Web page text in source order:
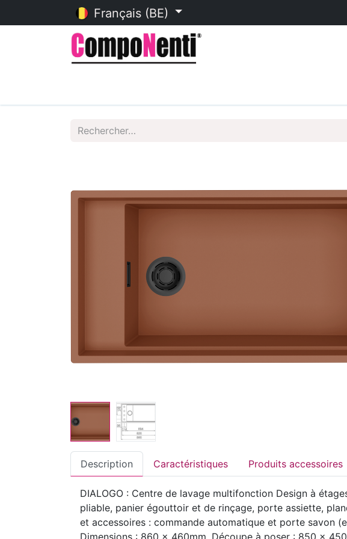
Français (BE)
Description Caractéristiques Produits accessoires
DIALOGO : Centre de lavage multifonction Design à
pliable, panier égouttoir et de rinçage, porte assiette,
et accessoires : commande automatique et porte savon
Dimensions : 860 x 460mm. Découpe à poser : 850 x